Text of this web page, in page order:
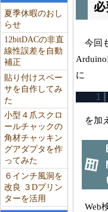
夏季休暇のおし
らせ
12bitDACの非直
線性誤差を自動
補正
貼り付けスペー
サを自作してみ
た
小型４爪スクロ
ールチャックの
角材チャッキン
グアダプタを作
ってみた
６インチ風洞を
改良 ３Dプリン
ターを活用
必
今回
に
1
を加
Web